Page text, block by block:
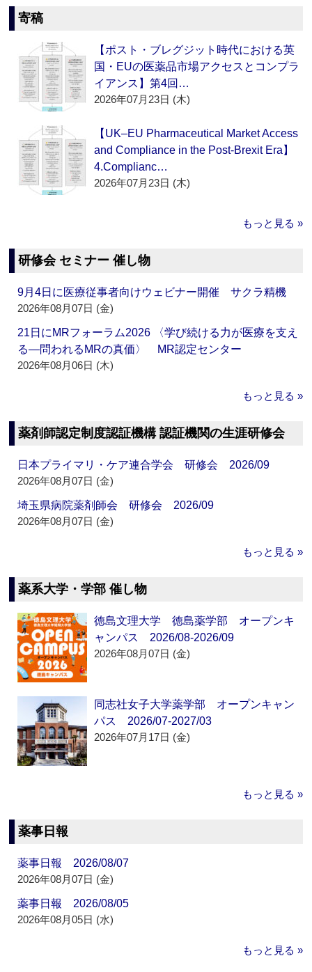
寄稿
【ポスト・ブレグジット時代における英
国・EUの医薬品市場アクセスとコンプラ
イアンス】第4回…
2026年07月23日 (木)
【UK–EU Pharmaceutical Market Access
and Compliance in the Post-Brexit Era】
4.Complianc…
2026年07月23日 (木)
もっと見る »
研修会 セミナー 催し物
9月4日に医療従事者向けウェビナー開催 サクラ精機
2026年08月07日 (金)
21日にMRフォーラム2026 〈学び続ける力が医療を支え
る―問われるMRの真価〉 MR認定センター
2026年08月06日 (木)
もっと見る »
薬剤師認定制度認証機構 認証機関の生涯研修会
日本プライマリ・ケア連合学会 研修会 2026/09
2026年08月07日 (金)
埼玉県病院薬剤師会 研修会 2026/09
2026年08月07日 (金)
もっと見る »
薬系大学・学部 催し物
徳島文理大学 徳島薬学部 オープンキ
ャンパス 2026/08-2026/09
2026年08月07日 (金)
同志社女子大学薬学部 オープンキャン
パス 2026/07-2027/03
2026年07月17日 (金)
もっと見る »
薬事日報
薬事日報 2026/08/07
2026年08月07日 (金)
薬事日報 2026/08/05
2026年08月05日 (水)
もっと見る »